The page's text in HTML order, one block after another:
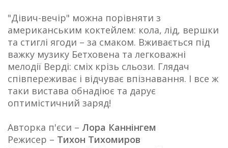
"Дівич-вечір" можна порівняти з
американським коктейлем: кола, лід, вершки
та стиглі ягоди – за смаком. Вживається під
важку музику Бетховена та легковажні
мелодії Верді: сміх крізь сльози. Глядач
співпереживає і відчуває впізнавання. І все ж
таки вистава обнадіює та дарує
оптимістичний заряд!
Авторка п'єси – Лора Каннінгем
Режисер – Тихон Тихомиров